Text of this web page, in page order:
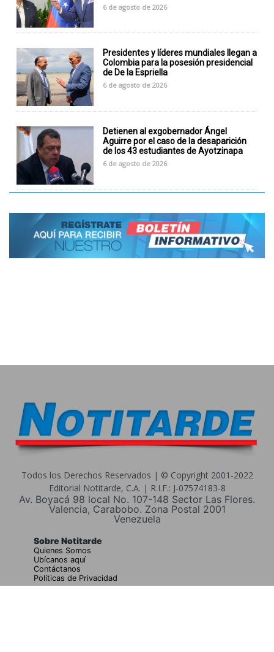
6 de agosto de 2026
Presidentes y líderes mundiales llegan a
Colombia para la posesión presidencial
de De la Espriella
6 de agosto de 2026
Detienen al exgobernador Ángel
Aguirre por el caso de la desaparición
de los 43 estudiantes de Ayotzinapa
6 de agosto de 2026
Todos los Derechos Reservados | © Copyright 2001-2022
Editorial Notitarde, C.A. | R.I.F.: J-07574183-8
Av. Boyacá 98 local No. 107-148 Sector Las Flores.
Valencia, Carabobo. Zona Postal 2001
Venezuela
Sobre Notitarde
Quienes Somos
Ubícanos aquí
Contáctanos
Políticas de Privacidad